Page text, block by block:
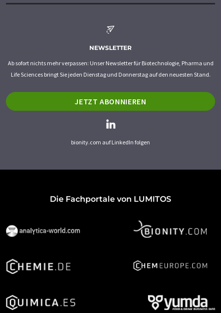
NEWSLETTER
Ab sofort nichts mehr verpassen: Unser Newsletter für Biotechnologie, Pharma und
Life Sciences bringt Sie jeden Dienstag und Donnerstag auf den neuesten Stand.
JETZT ABONNIEREN
bionity.com auf LinkedIn folgen
Die Fachportale von LUMITOS